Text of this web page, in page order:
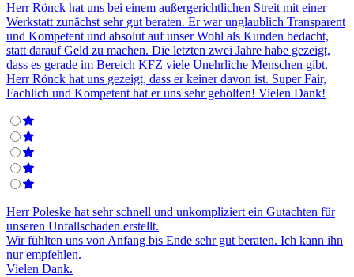
Herr Rönck hat uns bei einem außergerichtlichen Streit mit einer
Werkstatt zunächst sehr gut beraten. Er war unglaublich Transparent
und Kompetent und absolut auf unser Wohl als Kunden bedacht,
statt darauf Geld zu machen. Die letzten zwei Jahre habe gezeigt,
dass es gerade im Bereich KFZ viele Unehrliche Menschen gibt.
Herr Rönck hat uns gezeigt, dass er keiner davon ist. Super Fair,
Fachlich und Kompetent hat er uns sehr geholfen! Vielen Dank!
Herr Poleske hat sehr schnell und unkompliziert ein Gutachten für
unseren Unfallschaden erstellt.
Wir fühlten uns von Anfang bis Ende sehr gut beraten. Ich kann ihn
nur empfehlen.
Vielen Dank.